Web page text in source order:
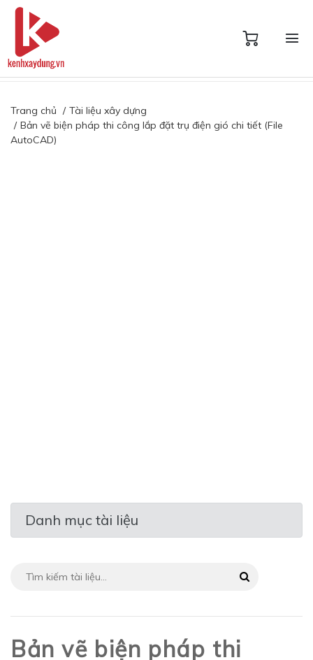
Trang chủ
Tài liệu xây dựng
Bản vẽ biện pháp thi công lắp đặt trụ điện gió chi tiết (File
AutoCAD)
Danh mục tài liệu
Bản vẽ biện pháp thi